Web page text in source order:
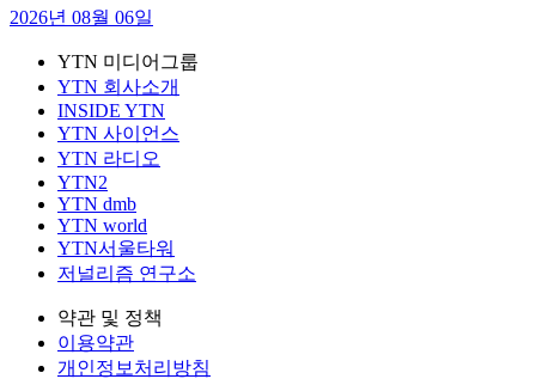
2026년 08월 06일
YTN 미디어그룹
YTN 회사소개
INSIDE YTN
YTN 사이언스
YTN 라디오
YTN2
YTN dmb
YTN world
YTN서울타워
저널리즘 연구소
약관 및 정책
이용약관
개인정보처리방침